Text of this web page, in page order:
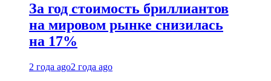
За год стоимость бриллиантов
на мировом рынке снизилась
на 17%
2 года ago2 года ago